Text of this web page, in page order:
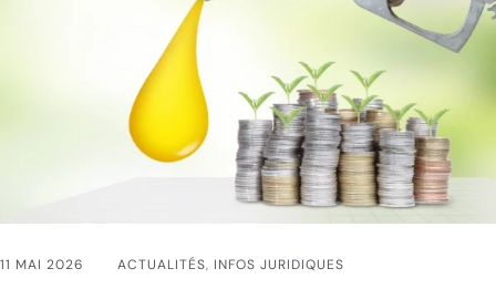
11 MAI 2026 ACTUALITÉS, INFOS JURIDIQUES